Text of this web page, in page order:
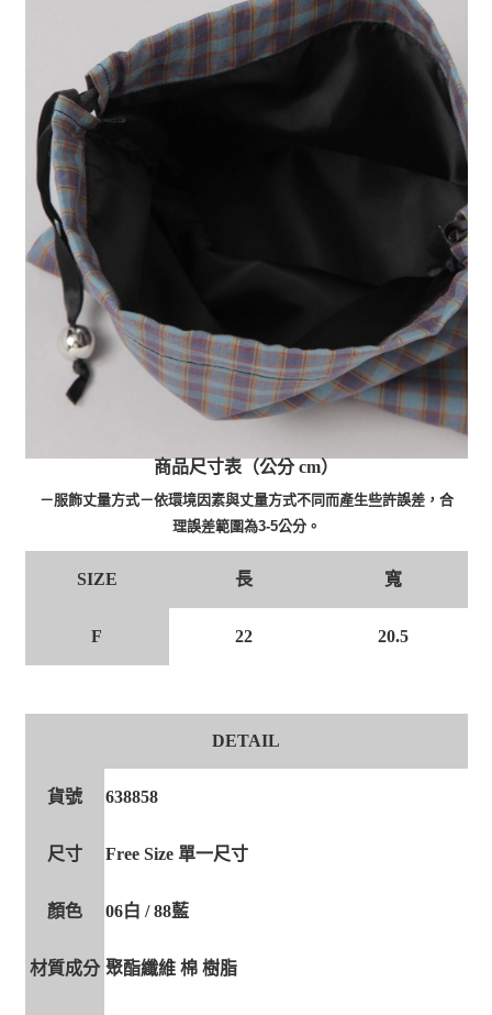
商品尺寸表（公分 cm）
－服飾丈量方式－依環境因素與丈量方式不同而產生些許誤差，合
理誤差範圍為3-5公分。
SIZE 長 寬
F 22 20.5
DETAIL
貨號 638858
尺寸 Free Size 單一尺寸
顏色 06白 / 88藍
材質成分 聚酯纖維 棉 樹脂